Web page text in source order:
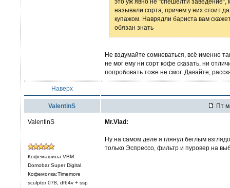
называли сорта, причем у них стоит
купажом. Наврядли бариста вам
обязан знать
Не вздумайте сомневаться, всё именно
не мог ему ни сорт кофе сказать, ни
попробовать тоже не смог. Давайте,
Наверх
ValentinS Пт
ValentinS
Кофемашина:VBM
Domobar Super Digital
Кофемолка:Timemore
sculptor 078, df64v + ssp
Mr.Vlad:
Ну на самом деле я глянул беглым
только Эспрессо, фильтр и пуровер на